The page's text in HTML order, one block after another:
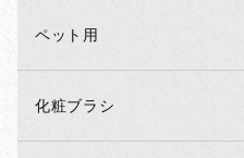
ペット用
化粧ブラシ